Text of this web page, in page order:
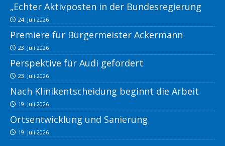
„Echter Aktivposten in der Bundesregierung
24. Juli 2026
Premiere für Bürgermeister Ackermann
23. Juli 2026
Perspektive für Audi gefordert
23. Juli 2026
Nach Klinikentscheidung beginnt die Arbeit
19. Juli 2026
Ortsentwicklung und Sanierung
19. Juli 2026